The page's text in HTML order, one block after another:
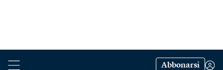
Abbonarsi